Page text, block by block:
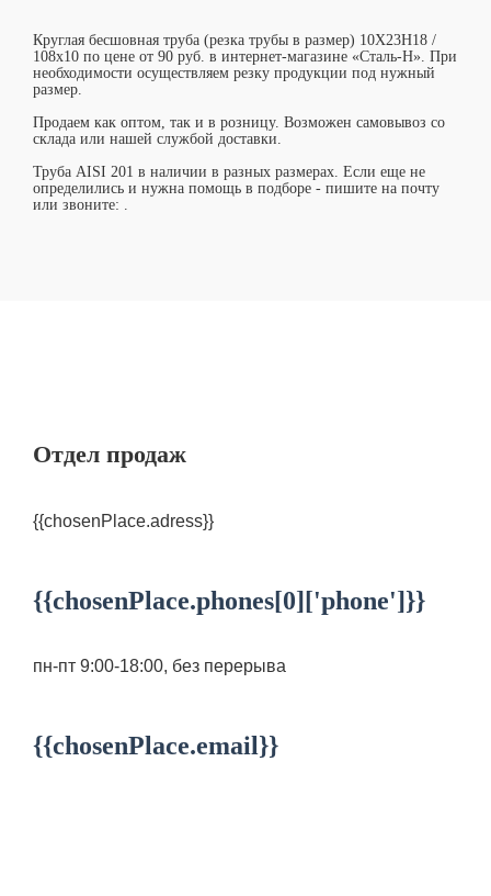
Круглая бесшовная труба (резка трубы в размер) 10Х23Н18 /
108х10 по цене от 90 руб. в интернет-магазине «Сталь-Н». При
необходимости осуществляем резку продукции под нужный
размер.
Продаем как оптом, так и в розницу. Возможен самовывоз со
склада или нашей службой доставки.
Труба AISI 201 в наличии в разных размерах. Если еще не
определились и нужна помощь в подборе - пишите на почту
или звоните:
Отдел продаж
{{chosenPlace.phones[0]['phone']}}
{{chosenPlace.email}}
{{chosenPlace.adress}}
пн-пт 9:00-18:00, без перерыва